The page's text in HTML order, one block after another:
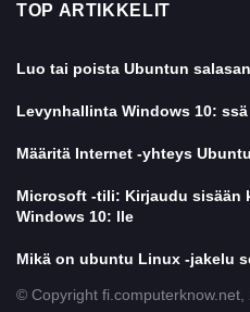
TOP ARTIKKELIT
Luo tai poista Ubuntun
Levynhallinta Windows 10:
Määritä Internet -yhteys
Microsoft -tili: Kirjaudu sisään
Windows 10: lle
Mikä on ubuntu Linux -jakelu
© Copyright fi.computerknow.net,